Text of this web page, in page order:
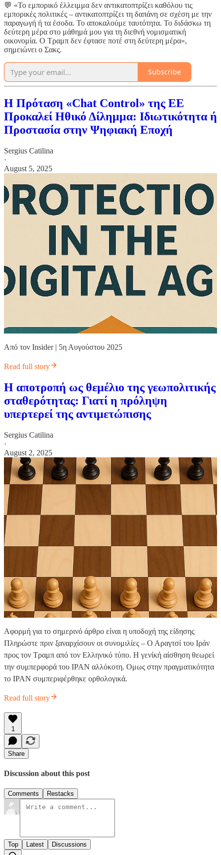
💬 «Το εμπορικό έλλειμμα δεν αντικατοπτρίζει καθόλου τις
εμπορικές πολιτικές – αντικατοπτρίζει τη δαπάνη σε σχέση με την
παραγωγή ή τα έσοδα. Το αποκαλούμε ταυτότητα. Το διδάσκω τη
δεύτερη μέρα στο μάθημά μου για τη διεθνή νομισματική
οικονομία. Ο Τραμπ δεν έφτασε ποτέ στη δεύτερη μέρα»,
σημειώνει ο Σακς.
Subscribe
Η Πρόταση «Chat Control» της ΕΕ
Προκαλεί Ηθικό Δίλημμα: Ιδιωτικότητα ή
Προστασία στην Ψηφιακή Εποχή
Sergius Catilina
·
August 5, 2025
Από τον Insider | 5η Αυγούστου 2025
Read full story
Η αποτροπή ως θεμέλιο της γεωπολιτικής
σταθερότητας: Γιατί η πρόληψη
υπερτερεί της αντιμετώπισης
Sergius Catilina
·
August 2, 2025
Αφορμή για το σημερινό άρθρο είναι η υποδοχή της είδησης
Πληρώστε πριν ξαναρχίσουν οι συνομιλίες – Ο Αραγτσί του Ιράν
προς τον Τραμπ από τον Ελληνικό τύπο. Η γενίκή αίσθηση θεωρεί
την συμπερφορά του ΙΡΑΝ αλλόκοτη. Ομως στην πραγματικότητα
το ΙΡΑΝ συμπεριφέρθηκε ορθολογικά.
Read full story
1
Share
Discussion about this post
Comments Restacks
Top Latest Discussions